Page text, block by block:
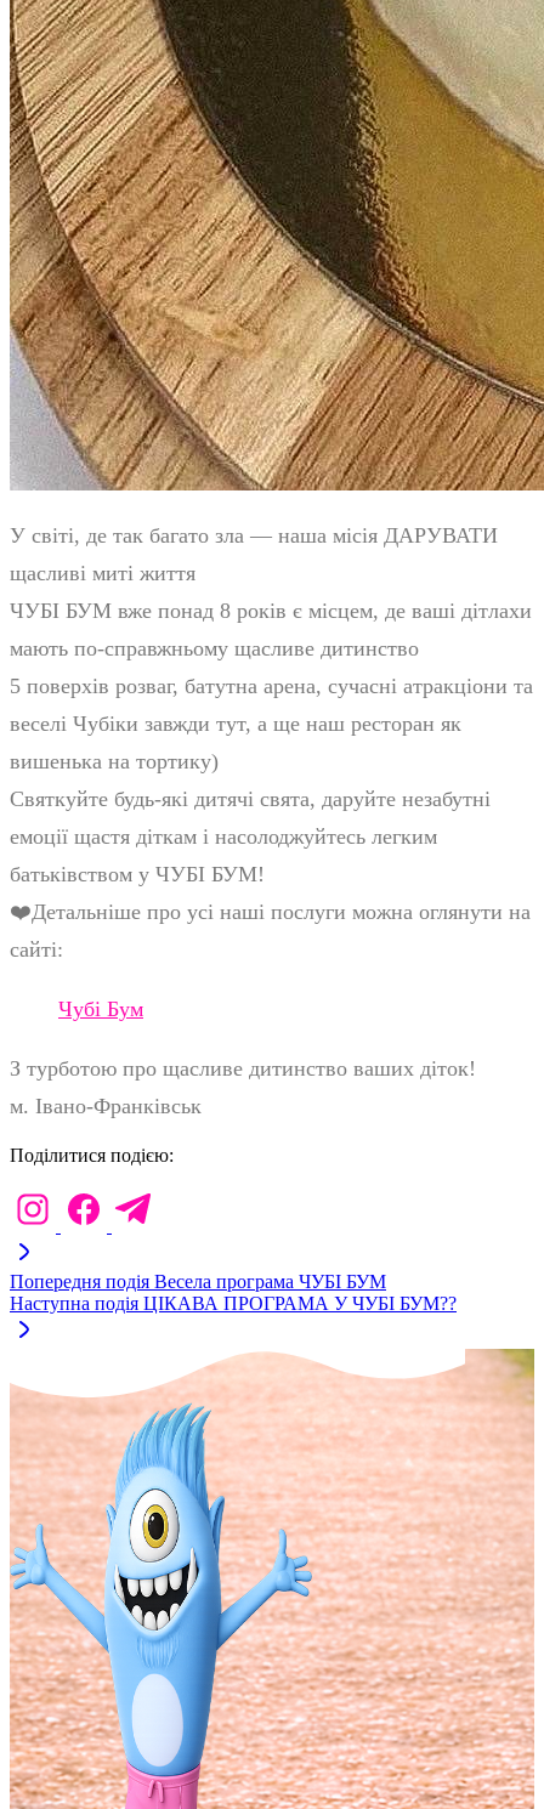
У світі, де так багато зла — наша місія ДАРУВАТИ
щасливі миті життя
ЧУБІ БУМ вже понад 8 років є місцем, де ваші дітлахи
мають по-справжньому щасливе дитинство
5 поверхів розваг, батутна арена, сучасні атракціони та
веселі Чубіки завжди тут, а ще наш ресторан як
вишенька на тортику)
Святкуйте будь-які дитячі свята, даруйте незабутні
емоції щастя діткам і насолоджуйтесь легким
батьківством у ЧУБІ БУМ!
❤️Детальніше про усі наші послуги можна оглянути на
сайті:
Чубі Бум
З турботою про щасливе дитинство ваших діток!
м. Івано-Франківськ
Поділитися подією:
Попередня подія Весела програма ЧУБІ БУМ
Наступна подія ЦІКАВА ПРОГРАМА У ЧУБІ БУМ??